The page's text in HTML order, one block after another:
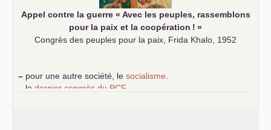
Appel contre la guerre « Avec les peuples, rassemblons
pour la paix et la coopération ! »
Congrès des peuples pour la paix, Frida Khalo, 1952
– pour une autre société, le socialisme.
le dernier congrès du PCF